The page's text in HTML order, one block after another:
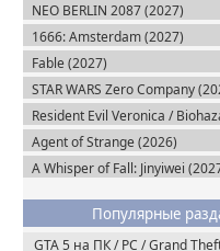
NEO BERLIN 2087 (2027)
1666: Amsterdam (2027)
Fable (2027)
STAR WARS Zero Company
Resident Evil Veronica /
RE: Veronica (2027)
Agent of Strange (2026)
A Whisper of Fall: Jinyiwei
Популярные